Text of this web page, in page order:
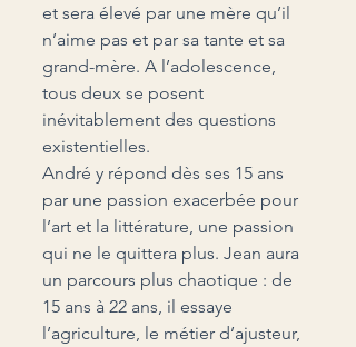
et sera élevé par une mère qu’il
n’aime pas et par sa tante et sa
grand-mère. A l’adolescence,
tous deux se posent
inévitablement des questions
existentielles.
André y répond dès ses 15 ans
par une passion exacerbée pour
l’art et la littérature, une passion
qui ne le quittera plus. Jean aura
un parcours plus chaotique : de
15 ans à 22 ans, il essaye
l’agriculture, le métier d’ajusteur,